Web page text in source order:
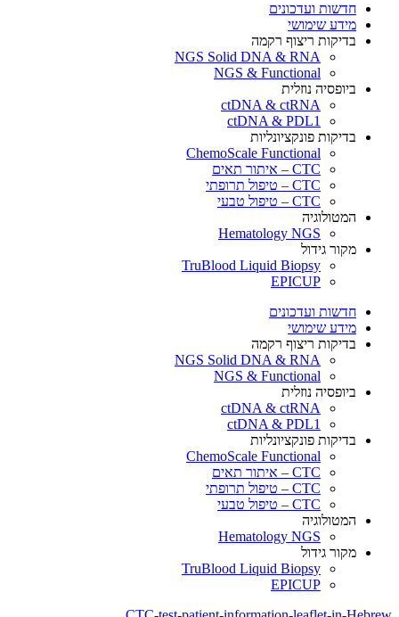
חדשות ועדכונים
מידע שימושי
בדיקות ריצוף רקמה
NGS Solid DNA & RNA
NGS & Functional
ביופסיה נוזלית
ctDNA & ctRNA
ctDNA & PDL1
בדיקות פונקציונליות
ChemoScale Functional
CTC – איתור תאים
CTC – טיפול תרופתי
CTC – טיפול טבעי
המטולוגיה
Hematology NGS
מקור גידול
TruBlood Liquid Biopsy
EPICUP
חדשות ועדכונים
מידע שימושי
בדיקות ריצוף רקמה
NGS Solid DNA & RNA
NGS & Functional
ביופסיה נוזלית
ctDNA & ctRNA
ctDNA & PDL1
בדיקות פונקציונליות
ChemoScale Functional
CTC – איתור תאים
CTC – טיפול תרופתי
CTC – טיפול טבעי
המטולוגיה
Hematology NGS
מקור גידול
TruBlood Liquid Biopsy
EPICUP